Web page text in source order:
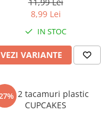
8,99 Lei
IN STOC
VEZI VARIANTE
Set 2 tacamuri plastic
CUPCAKES